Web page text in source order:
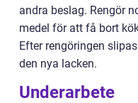
andra beslag. Rengör
medel för att få bort
Efter rengöringen
den nya lacken.
Underarbete